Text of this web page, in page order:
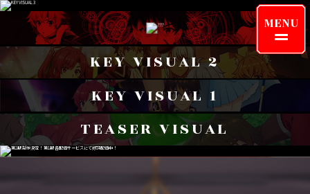
MENU
INFORMATION ONAIR
KEY VISUAL 2
KEY VISUAL 1
TEASER VISUAL